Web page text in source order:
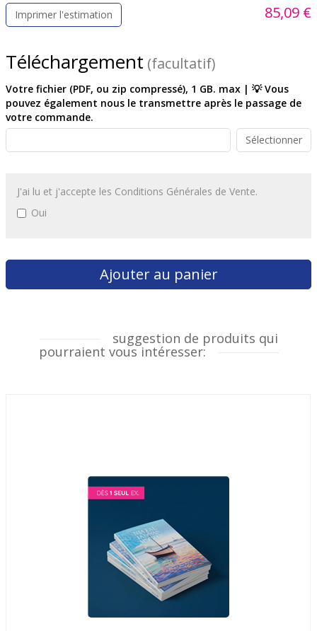
85,09 €
Imprimer l'estimation
Téléchargement (facultatif)
Votre fichier (PDF, ou zip compressé), 1 GB. max | 💡 Vous
pouvez également nous le transmettre après le passage de
votre commande.
Sélectionner
J'ai lu et j'accepte les Conditions Générales de Vente.
Oui
suggestion de produits qui
pourraient vous intéresser: